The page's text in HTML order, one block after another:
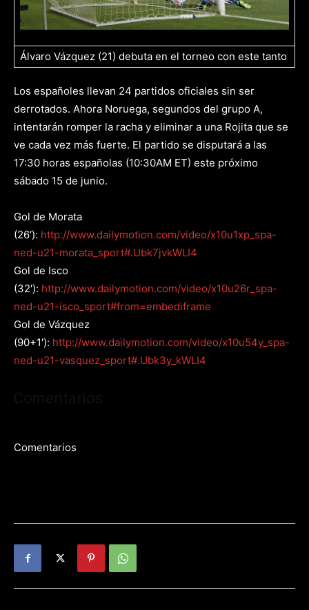
Álvaro Vázquez (21) debuta en el torneo con este tanto
Los españoles llevan 24 partidos oficiales sin ser
derrotados. Ahora Noruega, segundos del grupo A,
intentarán romper la racha y eliminar a una Rojita que se
ve cada vez más fuerte. El partido se disputará a las
17:30 horas españolas (10:30AM ET) este próximo
sábado 15 de junio.
Gol de Morata
(26′): http://www.dailymotion.com/video/x10u1xp_spa-
ned-u21-morata_sport#.Ubk7jvkWLI4
Gol de Isco
(32′): http://www.dailymotion.com/video/x10u26r_spa-
ned-u21-isco_sport#from=embediframe
Gol de Vázquez
(90+1′): http://www.dailymotion.com/video/x10u54y_spa-
ned-u21-vasquez_sport#.Ubk3y_kWLI4
Comentarios